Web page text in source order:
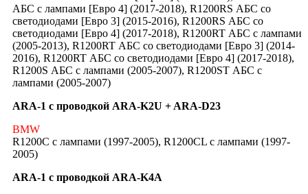
АБС c лампами [Евро 4] (2017-2018), R1200RS АБС со
светодиодами [Евро 3] (2015-2016), R1200RS АБС со
светодиодами [Евро 4] (2017-2018), R1200RT АБС c лампами
(2005-2013), R1200RT АБС со светодиодами [Евро 3] (2014-
2016), R1200RT АБС со светодиодами [Евро 4] (2017-2018),
R1200S АБС c лампами (2005-2007), R1200ST АБС c
лампами (2005-2007)
ARA-1 с проводкой ARA-K2U + ARA-D23
BMW
R1200C c лампами (1997-2005), R1200CL c лампами (1997-
2005)
ARA-1 с проводкой ARA-K4A